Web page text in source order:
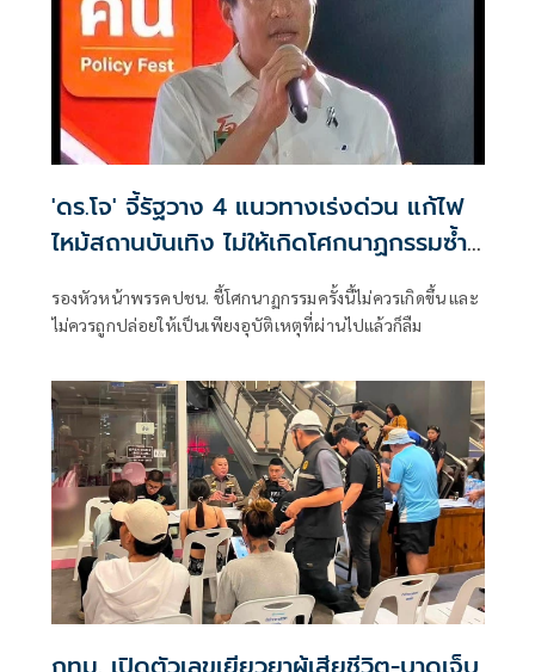
'ดร.โจ' จี้รัฐวาง 4 แนวทางเร่งด่วน แก้ไฟ
ไหม้สถานบันเทิง ไม่ให้เกิดโศกนาฏกรรมซ้ำ
รองหัวหน้าพรรคปชน. ชี้โศกนาฏกรรมครั้งนี้ไม่ควรเกิดขึ้น และ
ไม่ควรถูกปล่อยให้เป็นเพียงอุบัติเหตุที่ผ่านไปแล้วก็ลืม